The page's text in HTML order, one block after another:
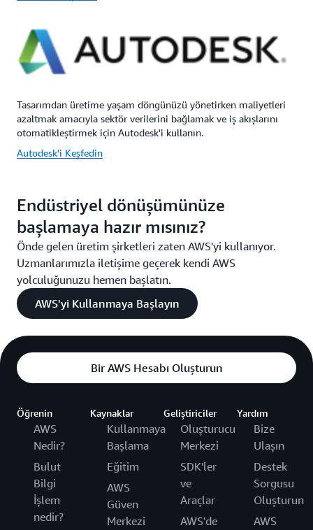
Tasarımdan üretime yaşam döngünüzü yönetirken maliyetleri
azaltmak amacıyla sektör verilerini bağlamak ve iş akışlarını
otomatikleştirmek için Autodesk'i kullanın.
Autodesk'i Keşfedin
Endüstriyel dönüşümünüze
başlamaya hazır mısınız?
Önde gelen üretim şirketleri zaten AWS'yi kullanıyor.
Uzmanlarımızla iletişime geçerek kendi AWS
yolculuğunuzu hemen başlatın.
AWS'yi Kullanmaya Başlayın
Bir AWS Hesabı Oluşturun
Öğrenin
AWS
Nedir?
Bulut
Bilgi
İşlem
nedir?
Kaynaklar
Kullanmaya
Başlama
Eğitim
AWS
Güven
Merkezi
Geliştiriciler
Oluşturucu
Merkezi
SDK'ler
ve
Araçlar
AWS'de
Yardım
Bize
Ulaşın
Destek
Sorgusu
Oluşturun
AWS